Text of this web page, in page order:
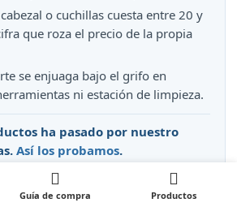
o cuchillas cuesta entre 20 y
que roza el precio de la propia
se enjuaga bajo el grifo en
ni estación de limpieza.
ha pasado por nuestro
Así los probamos.
Guía de compra Productos